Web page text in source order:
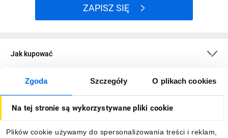
Zgoda Szczegóły O plikach cookies
Na tej stronie są wykorzystywane pliki cookie
Plików cookie używamy do spersonalizowania treści i reklam,
ZAPISZ SIĘ
Jak kupować
O firmie